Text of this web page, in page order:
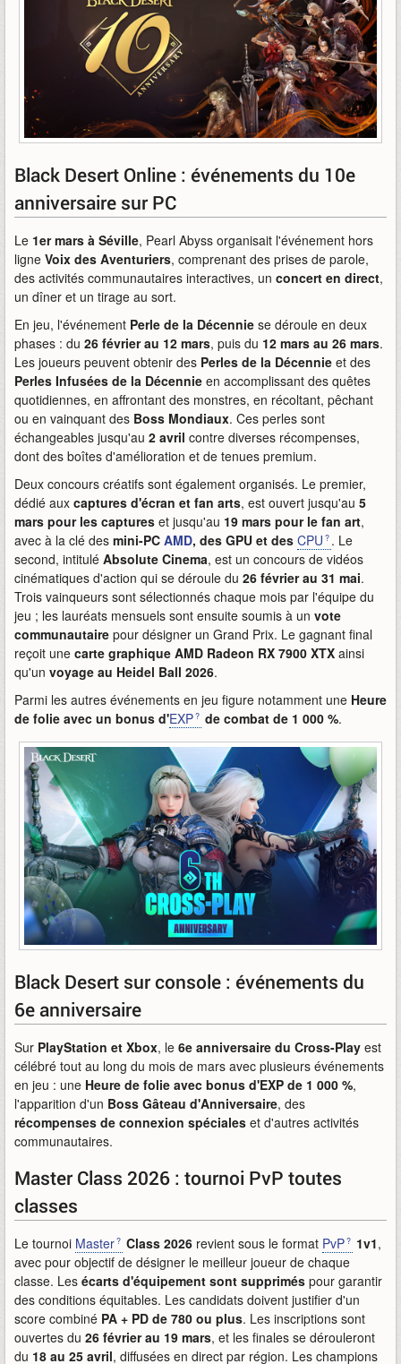
Black Desert Online : événements du 10e
anniversaire sur PC
Le 1er mars à Séville, Pearl Abyss organisait l'événement hors
ligne Voix des Aventuriers, comprenant des prises de parole,
des activités communautaires interactives, un concert en direct,
un dîner et un tirage au sort.
En jeu, l'événement Perle de la Décennie se déroule en deux
phases : du 26 février au 12 mars, puis du 12 mars au 26 mars.
Les joueurs peuvent obtenir des Perles de la Décennie et des
Perles Infusées de la Décennie en accomplissant des quêtes
quotidiennes, en affrontant des monstres, en récoltant, pêchant
ou en vainquant des Boss Mondiaux. Ces perles sont
échangeables jusqu'au 2 avril contre diverses récompenses,
dont des boîtes d'amélioration et de tenues premium.
Deux concours créatifs sont également organisés. Le premier,
dédié aux captures d'écran et fan arts, est ouvert jusqu'au 5
mars pour les captures et jusqu'au 19 mars pour le fan art,
avec à la clé des mini-PC AMD, des GPU et des CPU . Le
second, intitulé Absolute Cinema, est un concours de vidéos
cinématiques d'action qui se déroule du 26 février au 31 mai.
Trois vainqueurs sont sélectionnés chaque mois par l'équipe du
jeu ; les lauréats mensuels sont ensuite soumis à un vote
communautaire pour désigner un Grand Prix. Le gagnant final
reçoit une carte graphique AMD Radeon RX 7900 XTX ainsi
qu'un voyage au Heidel Ball 2026.
Parmi les autres événements en jeu figure notamment une Heure
de folie avec un bonus d'EXP de combat de 1 000 %.
Black Desert sur console : événements du
6e anniversaire
Sur PlayStation et Xbox, le 6e anniversaire du Cross-Play est
célébré tout au long du mois de mars avec plusieurs événements
en jeu : une Heure de folie avec bonus d'EXP de 1 000 %,
l'apparition d'un Boss Gâteau d'Anniversaire, des
récompenses de connexion spéciales et d'autres activités
communautaires.
Master Class 2026 : tournoi PvP toutes
classes
Le tournoi Master Class 2026 revient sous le format PvP 1v1,
avec pour objectif de désigner le meilleur joueur de chaque
classe. Les écarts d'équipement sont supprimés pour garantir
des conditions équitables. Les candidats doivent justifier d'un
score combiné PA + PD de 780 ou plus. Les inscriptions sont
ouvertes du 26 février au 19 mars, et les finales se dérouleront
du 18 au 25 avril, diffusées en direct par région. Les champions